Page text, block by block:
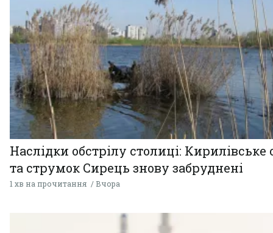
Наслідки обстрілу столиці: Кирилівське
та струмок Сирець знову забруднені
1 хв на прочитання Вчора